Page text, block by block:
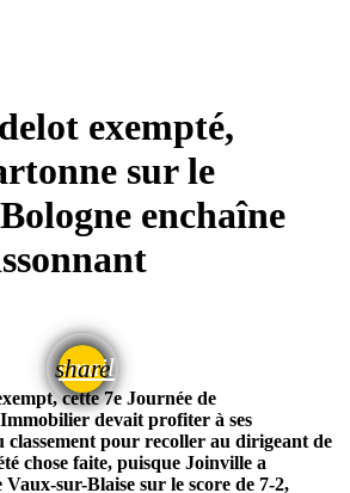
exempté,
sur le
enchaîne
share
email
cette 7e Journée de
devait profiter à ses
classement pour recoller au dirigeant de
chose faite, puisque Joinville a
sur-Blaise sur le score de 7-2,